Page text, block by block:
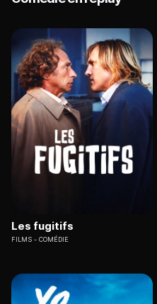
Les fugitifs
FILMS COMÉDIE